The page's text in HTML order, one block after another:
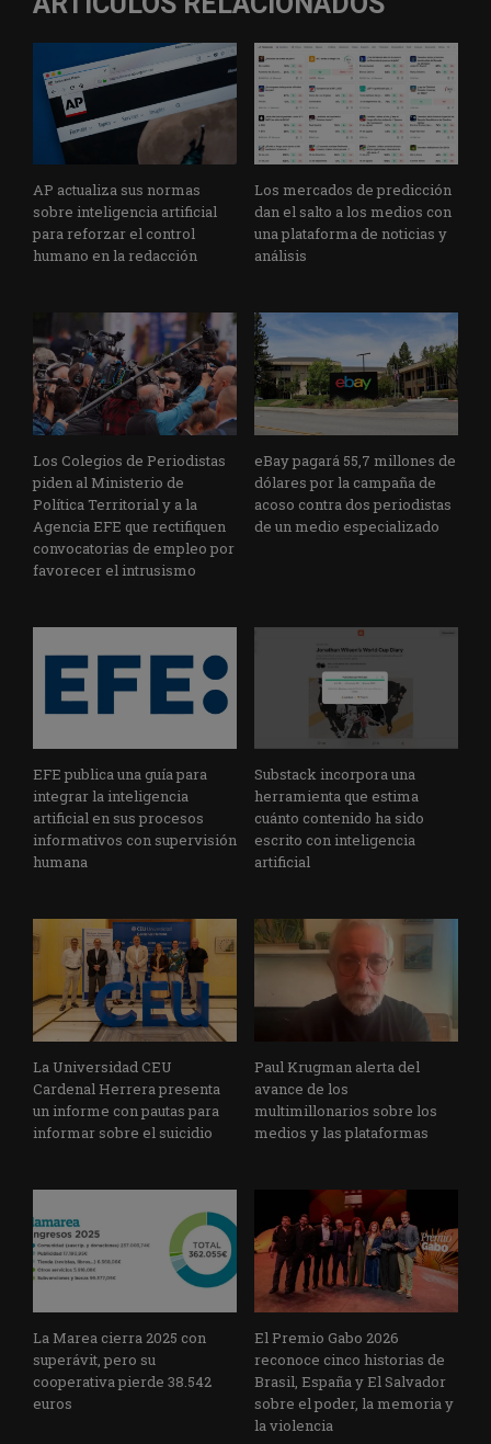
AP actualiza sus normas
sobre inteligencia artificial
para reforzar el control
humano en la redacción
Los mercados de predicción
dan el salto a los medios con
una plataforma de noticias y
análisis
Los Colegios de Periodistas
piden al Ministerio de
Política Territorial y a la
Agencia EFE que rectifiquen
convocatorias de empleo por
favorecer el intrusismo
eBay pagará 55,7 millones de
dólares por la campaña de
acoso contra dos periodistas
de un medio especializado
EFE publica una guía para
integrar la inteligencia
artificial en sus procesos
informativos con supervisión
humana
Substack incorpora una
herramienta que estima
cuánto contenido ha sido
escrito con inteligencia
artificial
La Universidad CEU
Cardenal Herrera presenta
un informe con pautas para
informar sobre el suicidio
Paul Krugman alerta del
avance de los
multimillonarios sobre los
medios y las plataformas
La Marea cierra 2025 con
superávit, pero su
cooperativa pierde 38.542
euros
El Premio Gabo 2026
reconoce cinco historias de
Brasil, España y El Salvador
sobre el poder, la memoria y
la violencia